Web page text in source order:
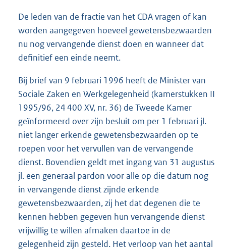
De leden van de fractie van het CDA vragen of kan
worden aangegeven hoeveel gewetensbezwaarden
nu nog vervangende dienst doen en wanneer dat
definitief een einde neemt.
Bij brief van 9 februari 1996 heeft de Minister van
Sociale Zaken en Werkgelegenheid (kamerstukken II
1995/96, 24 400 XV, nr. 36) de Tweede Kamer
geïnformeerd over zijn besluit om per 1 februari jl.
niet langer erkende gewetensbezwaarden op te
roepen voor het vervullen van de vervangende
dienst. Bovendien geldt met ingang van 31 augustus
jl. een generaal pardon voor alle op die datum nog
in vervangende dienst zijnde erkende
gewetensbezwaarden, zij het dat degenen die te
kennen hebben gegeven hun vervangende dienst
vrijwillig te willen afmaken daartoe in de
gelegenheid zijn gesteld. Het verloop van het aantal